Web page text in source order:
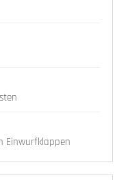
Einwurfklappen